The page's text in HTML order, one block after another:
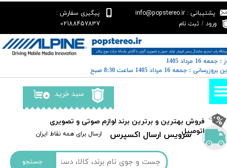
جستجو
سرویس ارسال اکسپرس ​​ارسال برای همه نقاط ایران
پشتیبانی : info@popstereo.ir
پیگیری سفارش :
02188457837
ورود / ثبت نام
حساب کاربری من
تغییر گذر واژه
سفارشات
خروج از حساب کاربری
۰ سبد خرید
​فروش بهترین و برترین برند لوازم صوتی و تصویری
اتومبیل​​​​​​​
16 مرداد 1405
: جمعه 16 مرداد 1405 ساعت 8:30 صبح